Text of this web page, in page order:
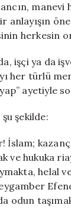
manevi
anlayışın
herkesin
işçi ya da
her türlü
ayetiyle
şekilde:
İslam;
ve hukuka
helal
odun